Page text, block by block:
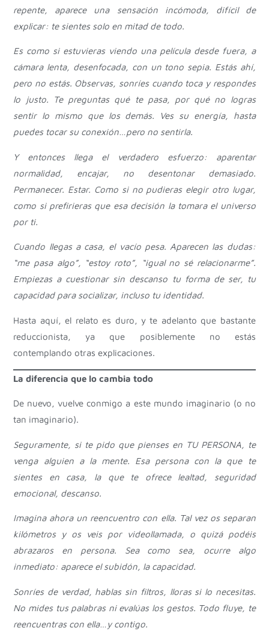
repente, aparece una sensación incómoda, difícil de
explicar: te sientes solo en mitad de todo.
Es como si estuvieras viendo una película desde fuera, a
cámara lenta, desenfocada, con un tono sepia. Estás ahí,
pero no estás. Observas, sonríes cuando toca y respondes
lo justo. Te preguntas qué te pasa, por qué no logras
sentir lo mismo que los demás. Ves su energía, hasta
puedes tocar su conexión…pero no sentirla.
Y entonces llega el verdadero esfuerzo: aparentar
normalidad, encajar, no desentonar demasiado.
Permanecer. Estar. Como si no pudieras elegir otro lugar,
como si prefirieras que esa decisión la tomara el universo
por ti.
Cuando llegas a casa, el vacío pesa. Aparecen las dudas:
“me pasa algo”, “estoy roto”, “igual no sé relacionarme”.
Empiezas a cuestionar sin descanso tu forma de ser, tu
capacidad para socializar, incluso tu identidad.
Hasta aquí, el relato es duro, y te adelanto que bastante
reduccionista, ya que posiblemente no estás
contemplando otras explicaciones.
La diferencia que lo cambia todo
De nuevo, vuelve conmigo a este mundo imaginario (o no
tan imaginario).
Seguramente, si te pido que pienses en TU PERSONA, te
venga alguien a la mente. Esa persona con la que te
sientes en casa, la que te ofrece lealtad, seguridad
emocional, descanso.
Imagina ahora un reencuentro con ella. Tal vez os separan
kilómetros y os veis por videollamada, o quizá podéis
abrazaros en persona. Sea como sea, ocurre algo
inmediato: aparece el subidón, la capacidad.
Sonríes de verdad, hablas sin filtros, lloras si lo necesitas.
No mides tus palabras ni evalúas los gestos. Todo fluye, te
reencuentras con ella…y contigo.